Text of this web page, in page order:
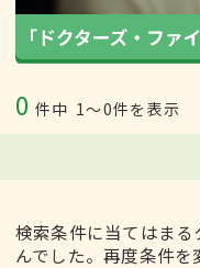
0 件中 1〜0件を表示
検索条件に当てはま
んでした。再度条件を